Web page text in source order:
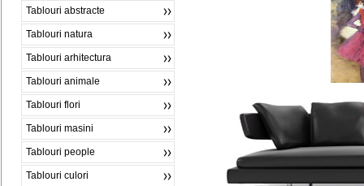
Tablouri abstracte
Tablouri natura
Tablouri arhitectura
Tablouri animale
Tablouri flori
Tablouri masini
Tablouri people
Tablouri culori